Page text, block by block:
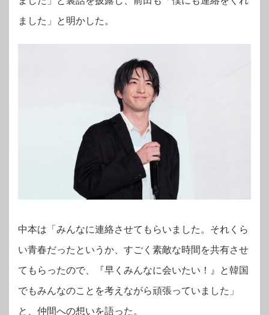
ました」と明かした。
中本は「みんなに連絡させてもらいました。それくら
い青春だったというか、すごく素敵な時間を共有させ
てもらったので、『早くみんなに会いたい！』と韓国
でもみんなのことを考えながら頑張っていました」
と、仲間への想いを語った。